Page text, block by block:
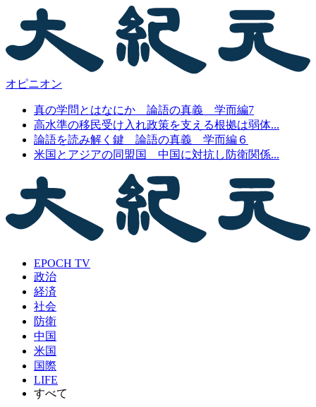
オピニオン
真の学問とはなにか 論語の真義 学而編7
高水準の移民受け入れ政策を支える根拠は弱体...
論語を読み解く鍵 論語の真義 学而編６
米国とアジアの同盟国 中国に対抗し防衛関係...
EPOCH TV
政治
経済
社会
防衛
中国
米国
国際
LIFE
すべて